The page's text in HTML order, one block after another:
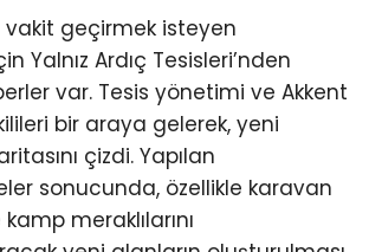
İhbar Hattı
geçirmek isteyen
Yalnız Ardıç Tesisleri’nden
var. Tesis yönetimi ve Akkent
bir araya gelerek, yeni
çizdi. Yapılan
sonucunda, özellikle karavan
meraklılarını